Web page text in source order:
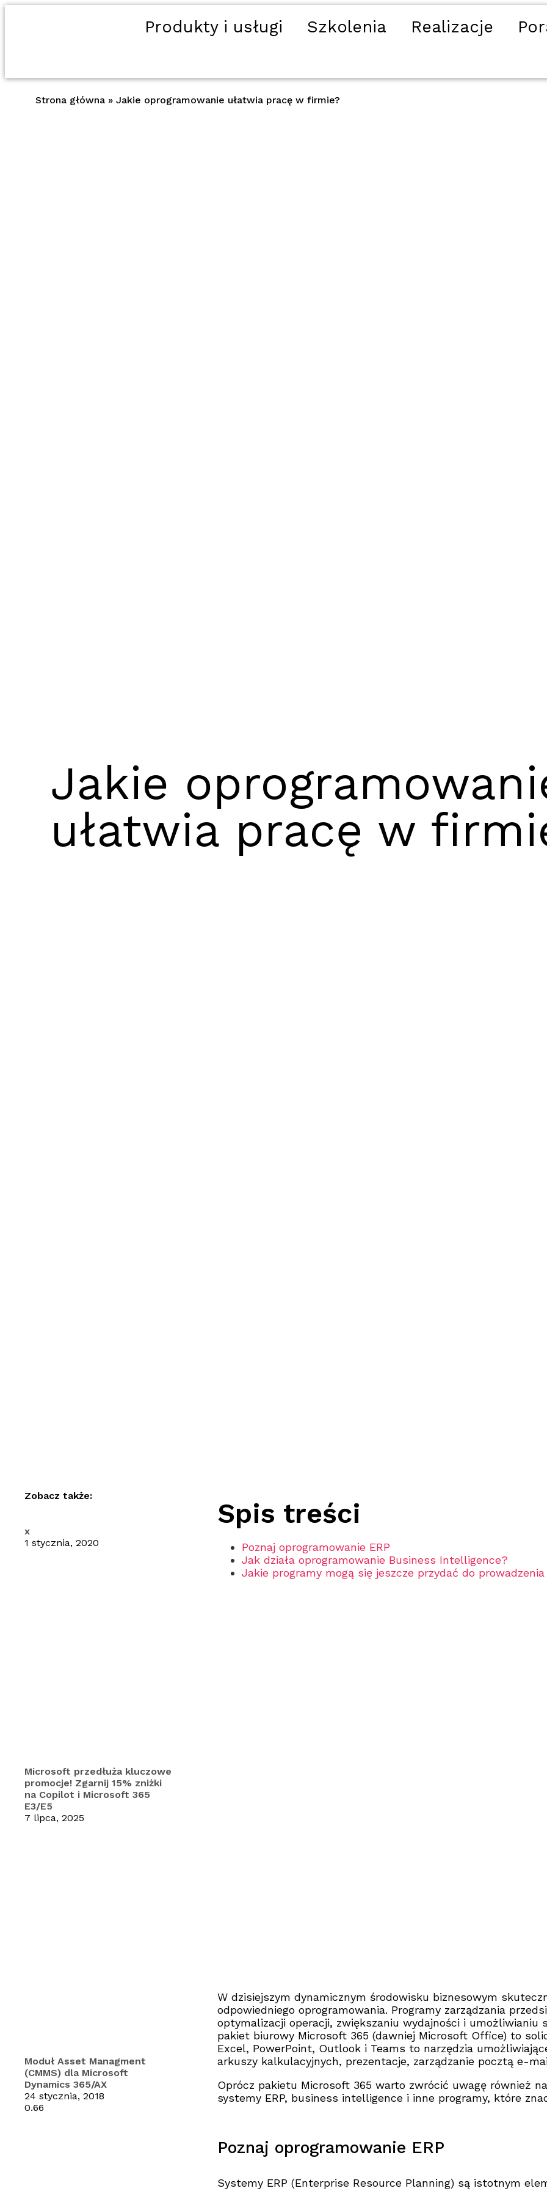
Produkty i usługi Szkolenia Realizacje
Strona główna » Jakie oprogramowanie ułatwia pracę w firmie?
Jakie
ułatwia pracę w
Zobacz także:
x
1 stycznia, 2020
Microsoft przedłuża kluczowe
promocje! Zgarnij 15% zniżki
na Copilot i Microsoft 365
E3/E5
7 lipca, 2025
Moduł Asset Managment
(CMMS) dla Microsoft
Dynamics 365/AX
24 stycznia, 2018
Spis treści
Poznaj oprogramowanie ERP
Jak działa oprogramowanie Business Intelligence?
Jakie programy mogą się jeszcze przydać do
W dzisiejszym dynamicznym środowisku biznesowym
odpowiedniego oprogramowania. Programy zarządzania
optymalizacji operacji, zwiększaniu wydajności i umożliwianiu
pakiet biurowy Microsoft 365 (dawniej Microsoft Office) to
Excel, PowerPoint, Outlook i Teams to narzędzia
arkuszy kalkulacyjnych, prezentacje, zarządzanie pocztą e-
Oprócz pakietu Microsoft 365 warto zwrócić uwagę również
systemy ERP, business intelligence i inne programy, które
Poznaj oprogramowanie ERP
Systemy ERP (Enterprise Resource Planning) są istotnym